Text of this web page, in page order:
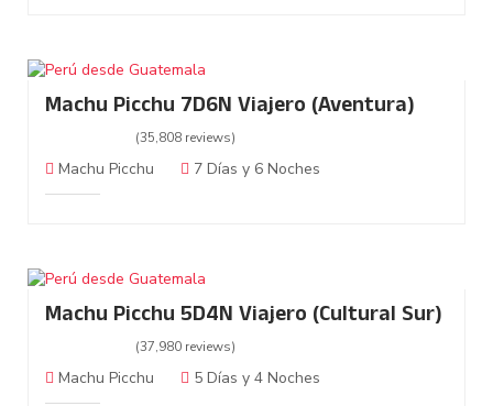
Machu Picchu 7D6N Viajero (Aventura)
(35,808 reviews)
Machu Picchu 7 Días y 6 Noches
Machu Picchu 5D4N Viajero (Cultural Sur)
(37,980 reviews)
Machu Picchu 5 Días y 4 Noches